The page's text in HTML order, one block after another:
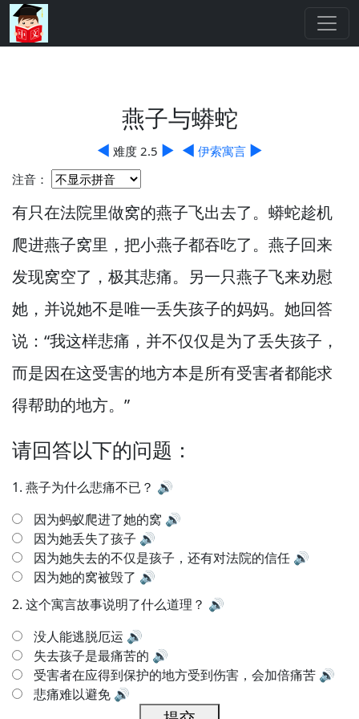
燕子与蟒蛇
◀ 难度 2.5 ▶ ◀ 伊索寓言 ▶
注音：
有只在法院里做窝的燕子飞出去了。 蟒蛇趁机
爬进燕子窝里， 把小燕子都吞吃了。 燕子回来
发现窝空了， 极其悲痛。 另一只燕子飞来劝慰
她， 并说她不是唯一丢失孩子的妈妈。 她回答
说：“我这样悲痛， 并不仅仅是为了丢失孩子，
而是因在这受害的地方本是所有受害者都能求
得帮助的地方。”
请回答以下的问题：
1. 燕子为什么悲痛不已？ 🔊
因为蚂蚁爬进了她的窝 🔊
因为她丢失了孩子 🔊
因为她失去的不仅是孩子，还有对法院的信任 🔊
因为她的窝被毁了 🔊
2. 这个寓言故事说明了什么道理？ 🔊
没人能逃脱厄运 🔊
失去孩子是最痛苦的 🔊
受害者在应得到保护的地方受到伤害，会加倍痛苦 🔊
悲痛难以避免 🔊